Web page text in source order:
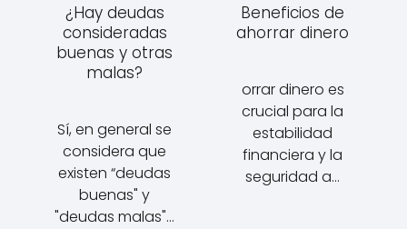
¿Hay deudas
consideradas
buenas y otras
malas?
Sí, en general se
considera que
existen “deudas
buenas" y
"deudas malas"…
Beneficios de
ahorrar dinero
orrar dinero es
crucial para la
estabilidad
financiera y la
seguridad a…